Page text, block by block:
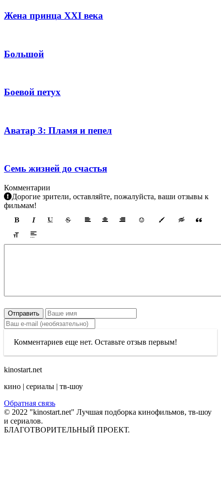
Жена принца XXI века
Большой
Боевой петух
Аватар 3: Пламя и пепел
Семь жизней до счастья
Комментарии
Дорогие зрители, оставляйте, пожалуйста, ваши отзывы к
фильмам!
Отправить
Комментариев еще нет. Оставьте отзыв первым!
kinostart.net
кино | сериалы | тв-шоу
Обратная связь
© 2022 "kinostart.net" Лучшая подборка кинофильмов, тв-шоу
и сериалов.
БЛАГОТВОРИТЕЛЬНЫЙ ПРОЕКТ.